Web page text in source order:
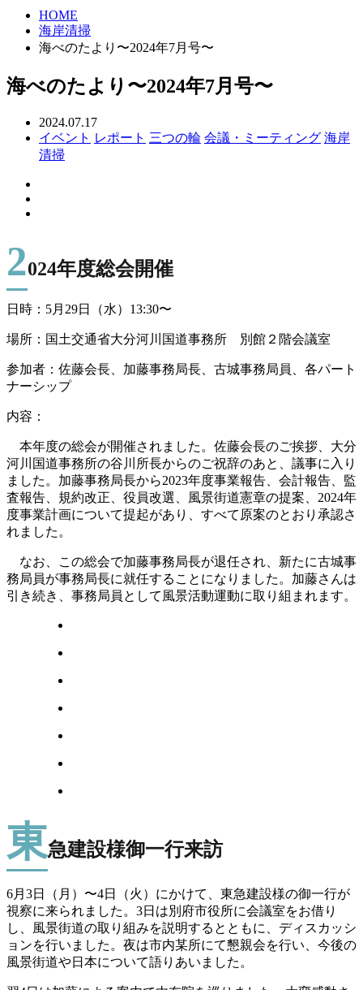
HOME
海岸清掃
海べのたより〜2024年7月号〜
海べのたより〜2024年7月号〜
2024.07.17
イベント レポート 三つの輪 会議・ミーティング 海岸
清掃
2024年度総会開催
日時：5月29日（水）13:30〜
場所：国土交通省大分河川国道事務所 別館２階会議室
参加者：佐藤会長、加藤事務局長、古城事務局員、各パート
ナーシップ
内容：
本年度の総会が開催されました。佐藤会長のご挨拶、大分
河川国道事務所の谷川所長からのご祝辞のあと、議事に入り
ました。加藤事務局長から2023年度事業報告、会計報告、監
査報告、規約改正、役員改選、風景街道憲章の提案、2024年
度事業計画について提起があり、すべて原案のとおり承認さ
れました。
なお、この総会で加藤事務局長が退任され、新たに古城事
務局員が事務局長に就任することになりました。加藤さんは
引き続き、事務局員として風景活動運動に取り組まれます。
東急建設様御一行来訪
6月3日（月）〜4日（火）にかけて、東急建設様の御一行が
視察に来られました。3日は別府市役所に会議室をお借り
し、風景街道の取り組みを説明するとともに、ディスカッシ
ョンを行いました。夜は市内某所にて懇親会を行い、今後の
風景街道や日本について語りあいました。